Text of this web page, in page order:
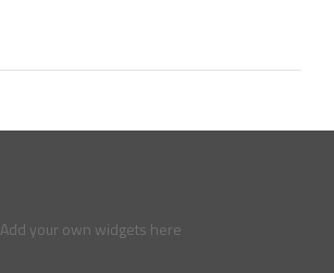
Add your own widgets here